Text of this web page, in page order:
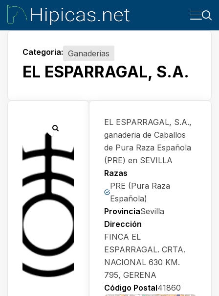
Categoria: Ganaderias
EL ESPARRAGAL, S.A.
EL ESPARRAGAL, S.A.,
ganaderia de Caballos
de Pura Raza Española
(PRE) en SEVILLA
Razas
PRE (Pura Raza
Española)
ProvinciaSevilla
Dirección
FINCA EL
ESPARRAGAL. CRTA.
NACIONAL 630 KM.
795, GERENA
Código Postal41860